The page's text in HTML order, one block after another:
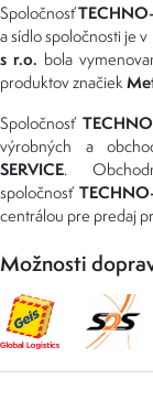
Spoločnosť
a sídlo spoločnosti je
s r.o. bola
produktov značiek
Spoločnosť
výrobných a
SERVICE.
spoločnosť
centrálou pre predaj
Možnosti